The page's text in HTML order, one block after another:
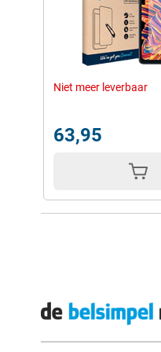
Niet meer leverbaar
63,95